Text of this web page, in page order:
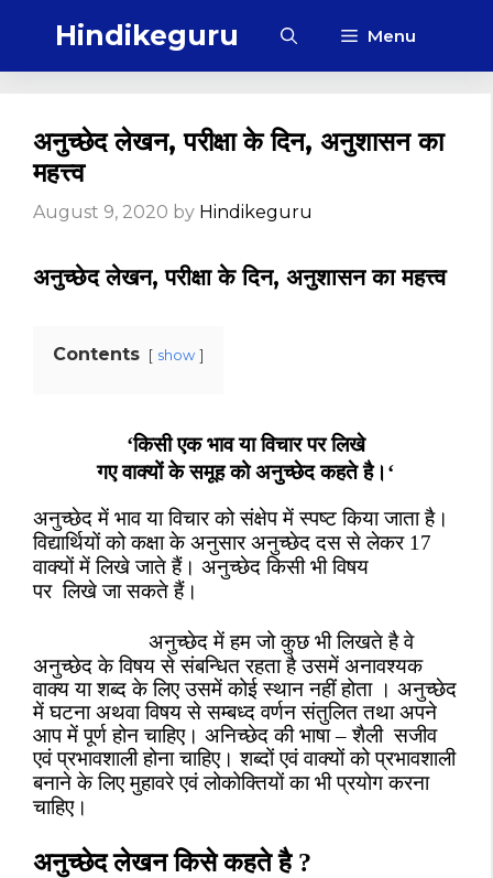
Hindikeguru Menu
अनुच्छेद लेखन, परीक्षा के दिन, अनुशासन का
महत्त्व
August 9, 2020 by Hindikeguru
अनुच्छेद लेखन, परीक्षा के दिन, अनुशासन का महत्त्व
Contents show
‘किसी एक भाव या विचार पर लिखे
गए वाक्यों के समूह को अनुच्छेद कहते है। ‘
अनुच्छेद में भाव या विचार को संक्षेप में स्पष्ट किया जाता है।
विद्यार्थियों को कक्षा के अनुसार अनुच्छेद दस से लेकर 17
वाक्यों में लिखे जाते हैं। अनुच्छेद किसी भी विषय
पर लिखे जा सकते हैं।
अनुच्छेद में हम जो कुछ भी लिखते है वे
अनुच्छेद के विषय से संबन्धित रहता है उसमें अनावश्यक
वाक्य या शब्द के लिए उसमें कोई स्थान नहीं होता । अनुच्छेद
में घटना अथवा विषय से सम्बध्द वर्णन संतुलित तथा अपने
आप में पूर्ण होन चाहिए। अनिच्छेद की भाषा – शैली सजीव
एवं प्रभावशाली होना चाहिए। शब्दों एवं वाक्यों को प्रभावशाली
बनाने के लिए मुहावरे एवं लोकोक्तियों का भी प्रयोग करना
चाहिए।
अनुच्छेद लेखन किसे कहते है?